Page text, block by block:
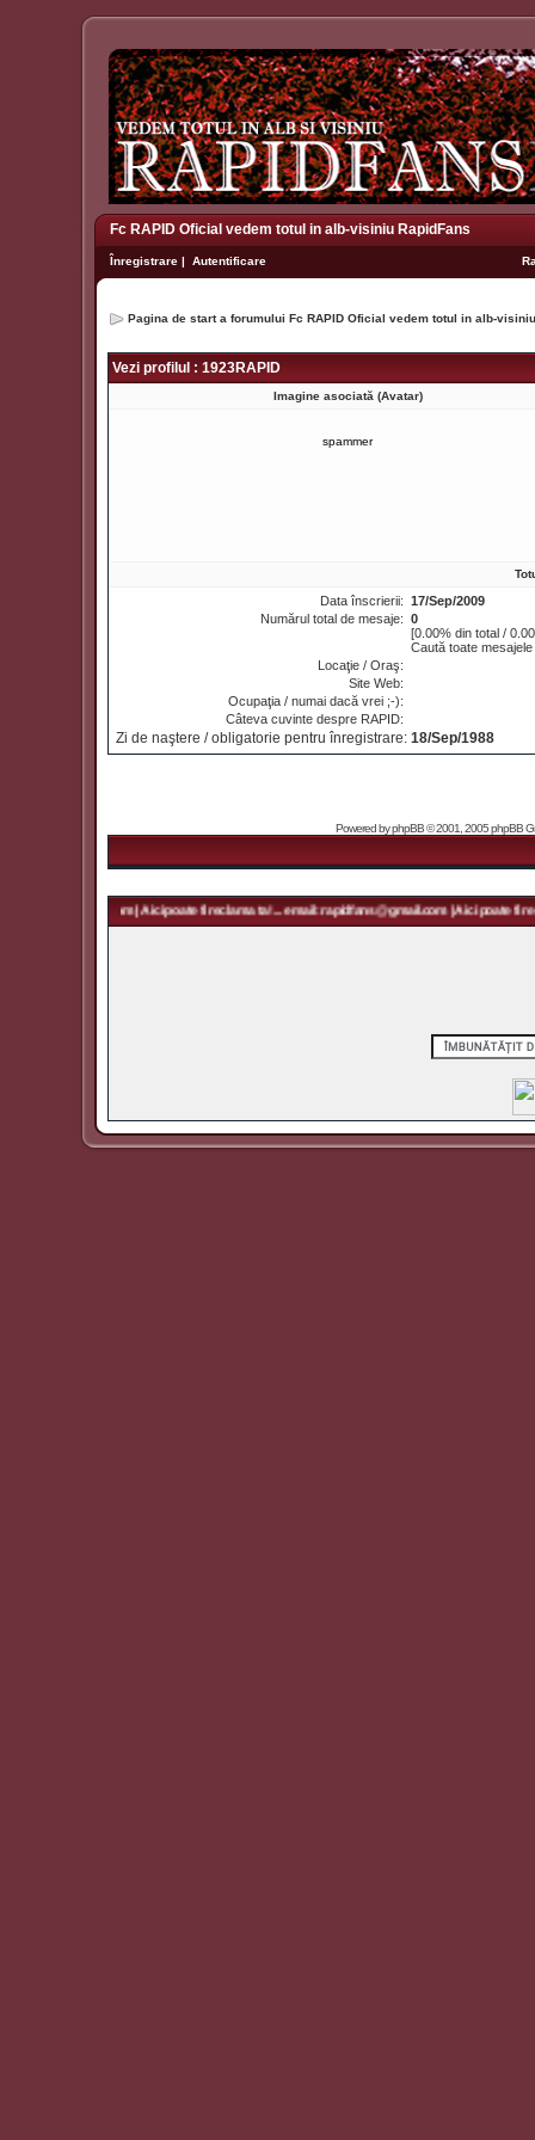
Fc RAPID Oficial vedem totul in alb-visiniu RapidFans
Înregistrare | Autentificare
Pagina de start a forumului Fc RAPID Oficial vedem totul in alb-
Vezi profilul : 1923RAPID
Imagine asociată (Avatar)
spammer
Data înscrierii: 17/Sep/2009
Numărul total de mesaje: 0
[0.00% din total /
Caută toate
Locaţie / Oraş:
Site Web:
Ocupaţia / numai dacă vrei ;-):
Câteva cuvinte despre RAPID:
Zi de naştere / obligatorie pentru înregistrare: 18/Sep/1988
Powered byphpBB© 2001, 2005 phpBB
| Aici poate fi reclama ta! ... email: rapidfans@gmail.com | Aici poate fi